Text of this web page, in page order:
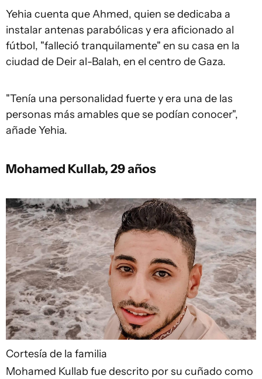
Yehia cuenta que Ahmed, quien se dedicaba a
instalar antenas parabólicas y era aficionado al
fútbol, "falleció tranquilamente" en su casa en la
ciudad de Deir al-Balah, en el centro de Gaza.
"Tenía una personalidad fuerte y era una de las
personas más amables que se podían conocer",
añade Yehia.
Mohamed Kullab, 29 años
Cortesía de la familia
Mohamed Kullab fue descrito por su cuñado como